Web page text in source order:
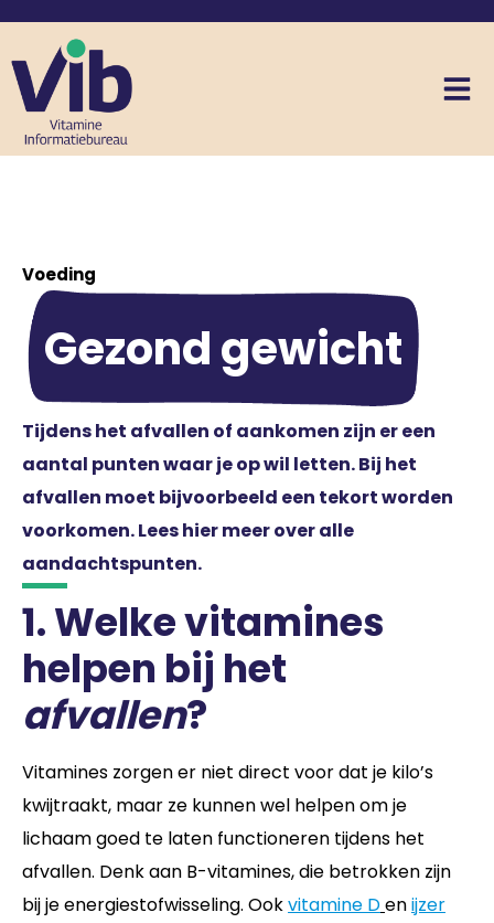
Voeding
Gezond gewicht
Tijdens het afvallen of aankomen zijn er een
aantal punten waar je op wil letten. Bij het
afvallen moet bijvoorbeeld een tekort worden
voorkomen. Lees hier meer over alle
aandachtspunten.
1. Welke vitamines
helpen bij het
afvallen?
Vitamines zorgen er niet direct voor dat je kilo’s
kwijtraakt, maar ze kunnen wel helpen om je
lichaam goed te laten functioneren tijdens het
afvallen. Denk aan B-vitamines, die betrokken zijn
bij je energiestofwisseling. Ookvitamine Denijzer